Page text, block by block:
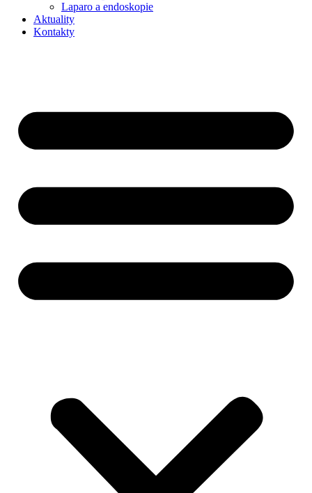
Laparo a endoskopie
Aktuality
Kontakty